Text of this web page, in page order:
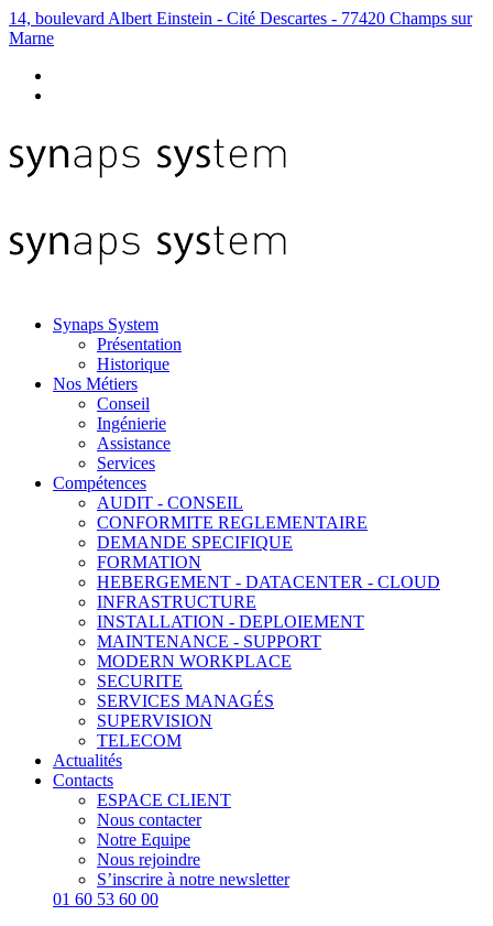
14, boulevard Albert Einstein - Cité Descartes - 77420 Champs sur
Marne
Synaps System
Présentation
Historique
Nos Métiers
Conseil
Ingénierie
Assistance
Services
Compétences
AUDIT - CONSEIL
CONFORMITE REGLEMENTAIRE
DEMANDE SPECIFIQUE
FORMATION
HEBERGEMENT - DATACENTER - CLOUD
INFRASTRUCTURE
INSTALLATION - DEPLOIEMENT
MAINTENANCE - SUPPORT
MODERN WORKPLACE
SECURITE
SERVICES MANAGÉS
SUPERVISION
TELECOM
Actualités
Contacts
ESPACE CLIENT
Nous contacter
Notre Equipe
Nous rejoindre
S’inscrire à notre newsletter
01 60 53 60 00